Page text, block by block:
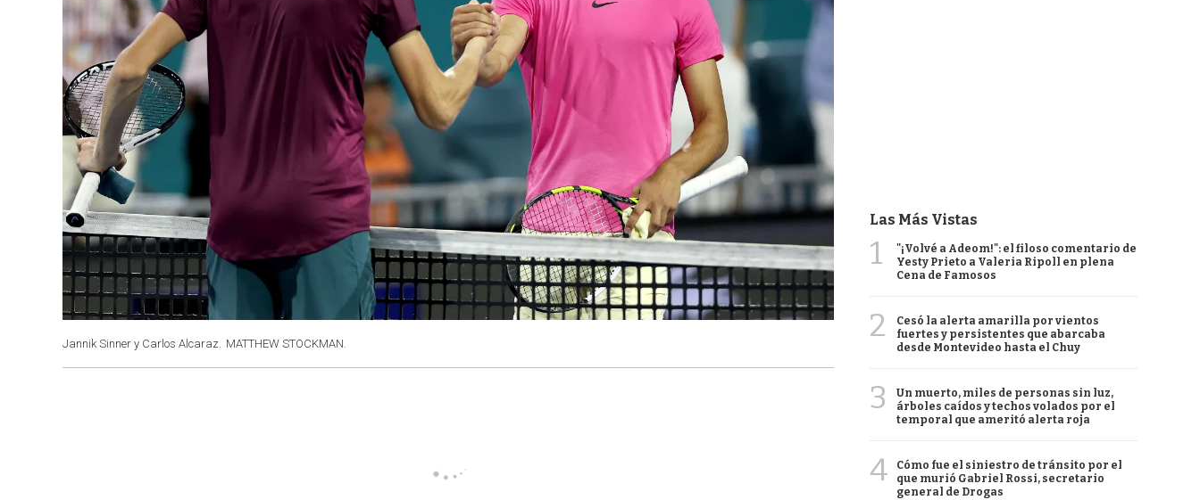
Jannik Sinner y Carlos Alcaraz. MATTHEW STOCKMAN.
Las Más Vistas
1
"¡Volvé a Adeom!": el filoso comentario de
Yesty Prieto a Valeria Ripoll en plena
Cena de Famosos
2
Cesó la alerta amarilla por vientos
fuertes y persistentes que abarcaba
desde Montevideo hasta el Chuy
3
Un muerto, miles de personas sin luz,
árboles caídos y techos volados por el
temporal que ameritó alerta roja
4
Cómo fue el siniestro de tránsito por el
que murió Gabriel Rossi, secretario
general de Drogas